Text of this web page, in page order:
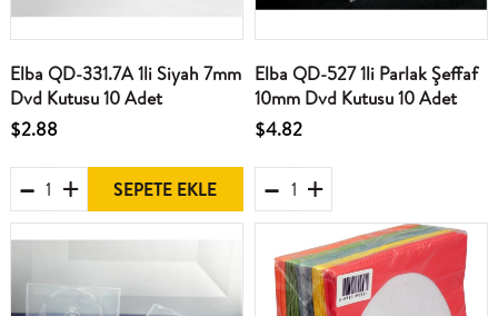
Elba QD-331.7A 1li Siyah 7mm
Dvd Kutusu 10 Adet
$2.88
SEPETE EKLE
Elba QD-527 1li Parlak Şeffaf
10mm Dvd Kutusu 10 Adet
$4.82